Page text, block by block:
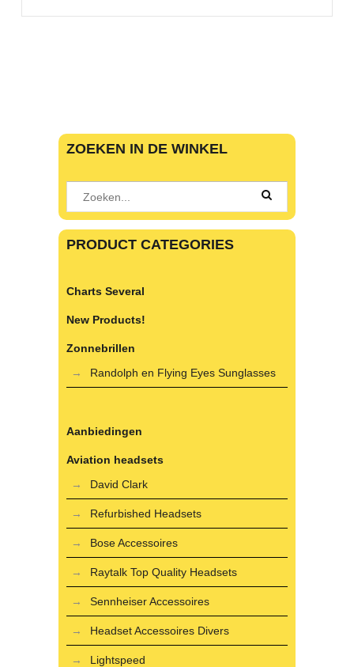
ZOEKEN IN DE WINKEL
PRODUCT CATEGORIES
Charts Several
New Products!
Zonnebrillen
Randolph en Flying Eyes Sunglasses
Aanbiedingen
Aviation headsets
David Clark
Refurbished Headsets
Bose Accessoires
Raytalk Top Quality Headsets
Sennheiser Accessoires
Headset Accessoires Divers
Lightspeed